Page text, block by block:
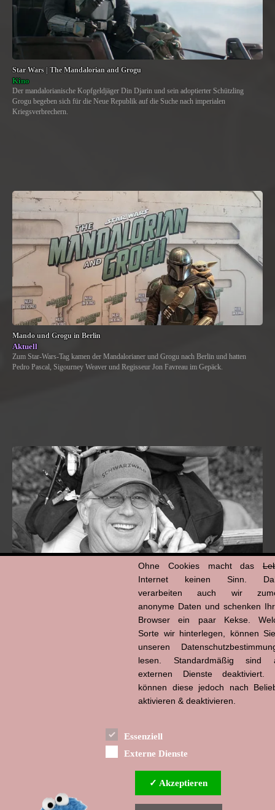
Star Wars | The Mandalorian and Grogu
Kino
Der mandalorianische Kopfgeldjäger Din Djarin und sein adoptierter Schützling
Grogu begeben sich für die Neue Republik auf die Suche nach imperialen
Kriegsverbrechern.
Mando und Grogu in Berlin
Aktuell
Zum Star-Wars-Tag kamen der Mandalorianer und Grogu nach Berlin und hatten
Pedro Pascal, Sigourney Weaver und Regisseur Jon Favreau im Gepäck.
Ohne Cookies macht das
Internet keinen Sinn.
verarbeiten auch wir
anonyme Daten und schenken
Browser ein paar Kekse.
Sorte wir hinterlegen, können
unseren
lesen. Standardmäßig sind
externen Dienste deaktiviert.
können diese jedoch nach
aktivieren & deaktivieren.
Essenziell
Externe Dienste
✓ Akzeptieren